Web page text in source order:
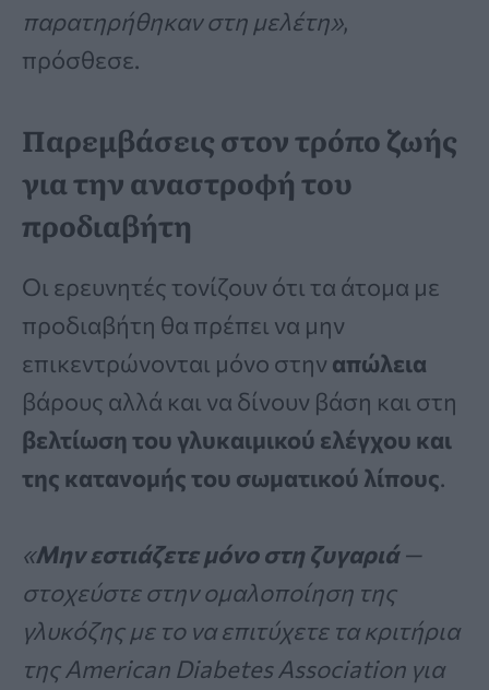
παρατηρήθηκαν στη μελέτη»,
πρόσθεσε.
Παρεμβάσεις στον τρόπο ζωής
για την αναστροφή του
προδιαβήτη
Οι ερευνητές τονίζουν ότι τα άτομα με
προδιαβήτη θα πρέπει να μην
επικεντρώνονται μόνο στην απώλεια
βάρους αλλά και να δίνουν βάση και στη
βελτίωση του γλυκαιμικού ελέγχου και
της κατανομής του σωματικού λίπους.
«Μην εστιάζετε μόνο στη ζυγαριά—
στοχεύστε στην ομαλοποίηση της
γλυκόζης με το να επιτύχετε τα κριτήρια
της American Diabetes Association για